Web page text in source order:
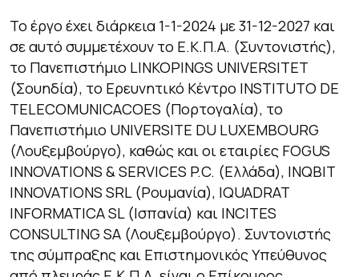
Το έργο έχει διάρκεια 1-1-2024 με 31-12-2027 και
σε αυτό συμμετέχουν το Ε.Κ.Π.Α. (Συντονιστής),
το Πανεπιστήμιο LINKOPINGS UNIVERSITET
(Σουηδία), το Ερευνητικό Κέντρο INSTITUTO DE
TELECOMUNICACOES (Πορτογαλία), το
Πανεπιστήμιο UNIVERSITE DU LUXEMBOURG
(Λουξεμβούργο), καθώς και οι εταιρίες FOGUS
INNOVATIONS & SERVICES P.C. (Ελλάδα), INQBIT
INNOVATIONS SRL (Ρουμανία), IQUADRAT
INFORMATICA SL (Ισπανία) και INCITES
CONSULTING SA (Λουξεμβούργο). Συντονιστής
της σύμπραξης και Επιστημονικός Υπεύθυνος